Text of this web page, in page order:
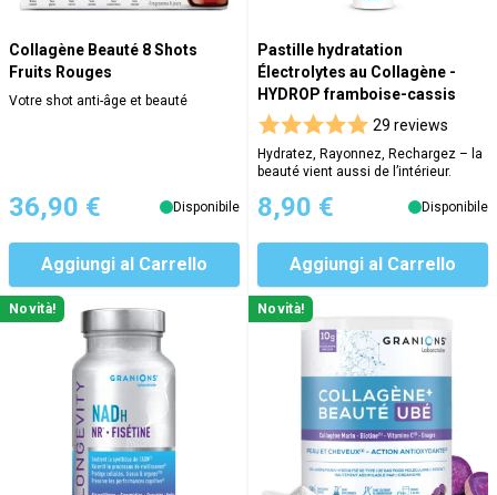
Collagène Beauté 8 Shots
Fruits Rouges
Votre shot anti-âge et beauté
36,90 € Disponibile
Aggiungi al Carrello
Pastille hydratation
Électrolytes au Collagène -
HYDROP framboise-cassis
29 reviews
Hydratez, Rayonnez, Rechargez – la
beauté vient aussi de l’intérieur.
8,90 € Disponibile
Aggiungi al Carrello
Novità! Novità!